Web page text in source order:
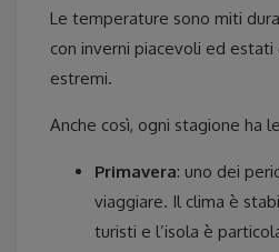
Le temperature sono miti
con inverni piacevoli ed estati
estremi.
Anche così, ogni stagione ha
Primavera: uno dei
viaggiare. Il clima è
turisti e l’isola è